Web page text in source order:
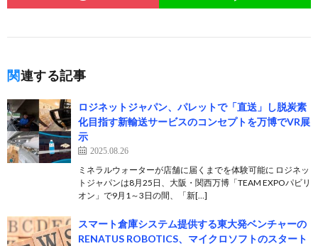
関連する記事
ロジネットジャパン、パレットで「直送」し脱炭素
化目指す新輸送サービスのコンセプトを万博でVR展
示
2025.08.26
ミネラルウォーターが店舗に届くまでを体験可能に ロジネッ
トジャパンは8月25日、大阪・関西万博「TEAM EXPOパビリ
オン」で9月1～3日の間、「新[…]
スマート倉庫システム提供する東大発ベンチャーの
RENATUS ROBOTICS、マイクロソフトのスタート